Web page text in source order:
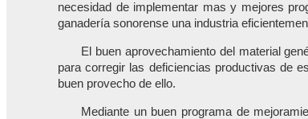
necesidad de implementar mas y mejores
ganadería sonorense una industria
El buen aprovechamiento del material
para corregir las deficiencias productivas de
buen provecho de ello.
Mediante un buen programa de